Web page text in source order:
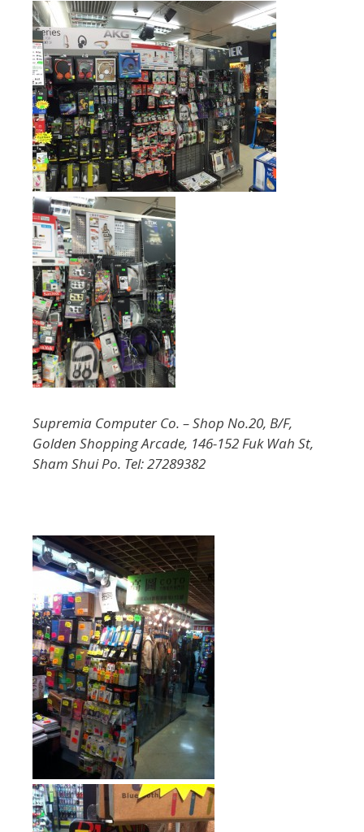
Supremia Computer Co. – Shop No.20, B/F,
Golden Shopping Arcade, 146-152 Fuk Wah St,
Sham Shui Po. Tel: 27289382